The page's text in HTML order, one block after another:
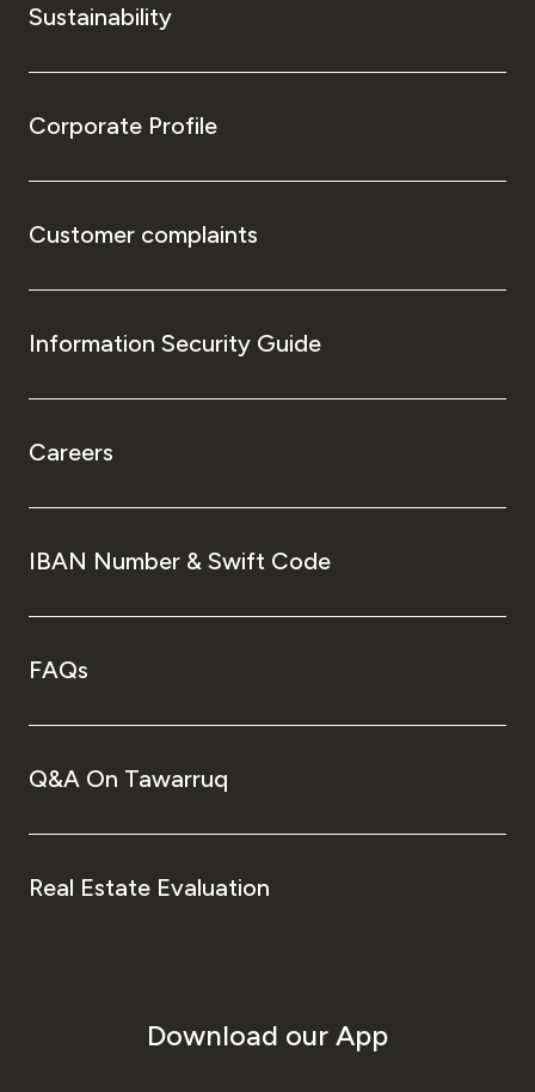
Sustainability
Corporate Profile
Customer complaints
Information Security Guide
Careers
IBAN Number & Swift Code
FAQs
Q&A On Tawarruq
Real Estate Evaluation
Download our App